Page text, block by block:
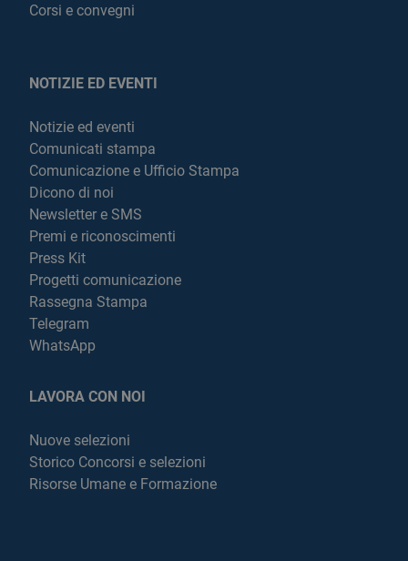
Corsi e convegni
NOTIZIE ED EVENTI
Notizie ed eventi
Comunicati stampa
Comunicazione e Ufficio Stampa
Dicono di noi
Newsletter e SMS
Premi e riconoscimenti
Press Kit
Progetti comunicazione
Rassegna Stampa
Telegram
WhatsApp
LAVORA CON NOI
Nuove selezioni
Storico Concorsi e selezioni
Risorse Umane e Formazione